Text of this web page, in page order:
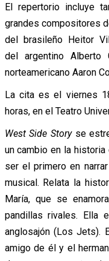
El repertorio incluye
grandes compositores
del brasileño Heitor
del argentino Alberto
norteamericano Aaron
La cita es el viernes
horas, en el Teatro
West Side Storyse
un cambio en la
ser el primero en
musical. Relata la
María, que se
pandillas rivales. Ella
anglosajón (Los Jets).
amigo de él y el